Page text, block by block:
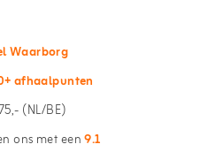
Waarborg
afhaalpunten
(NL/BE)
ons met een9.1